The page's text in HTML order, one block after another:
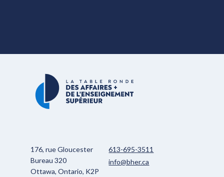
176, rue Gloucester
Bureau 320
Ottawa, Ontario, K2P
613-695-3511
info@bher.ca